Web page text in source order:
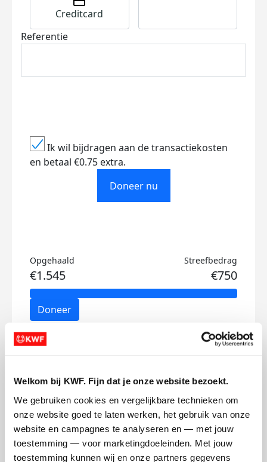
Welkom bij KWF. Fijn dat je onze website bezoekt.
We gebruiken cookies en vergelijkbare technieken om
onze website goed te laten werken, het gebruik van onze
website en campagnes te analyseren en — met jouw
toestemming — voor marketingdoeleinden. Met jouw
toestemming kunnen wij en onze partners gegevens
Creditcard
Referentie
Ik wil bijdragen aan de transactiekosten
en betaal €0.75 extra.
Doneer nu
Opgehaald
€1.545
Streefbedrag
€750
Doneer